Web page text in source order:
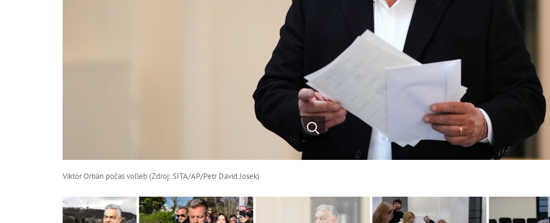
Viktor Orbán počas voľieb (Zdroj: SITA/AP/Petr David Josek)